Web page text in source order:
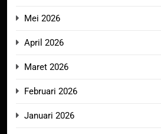
Mei 2026
April 2026
Maret 2026
Februari 2026
Januari 2026